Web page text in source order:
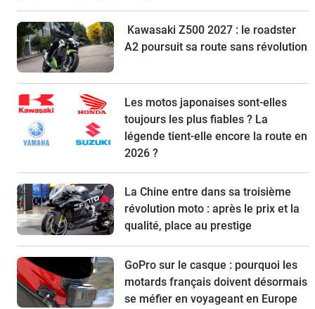
Kawasaki Z500 2027 : le roadster
A2 poursuit sa route sans révolution
Les motos japonaises sont-elles
toujours les plus fiables ? La
légende tient-elle encore la route en
2026 ?
La Chine entre dans sa troisième
révolution moto : après le prix et la
qualité, place au prestige
GoPro sur le casque : pourquoi les
motards français doivent désormais
se méfier en voyageant en Europe